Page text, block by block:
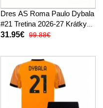
Dres AS Roma Paulo Dybala
#21 Tretina 2026-27 Krátky
Rukáv
31.95€ 99.88€